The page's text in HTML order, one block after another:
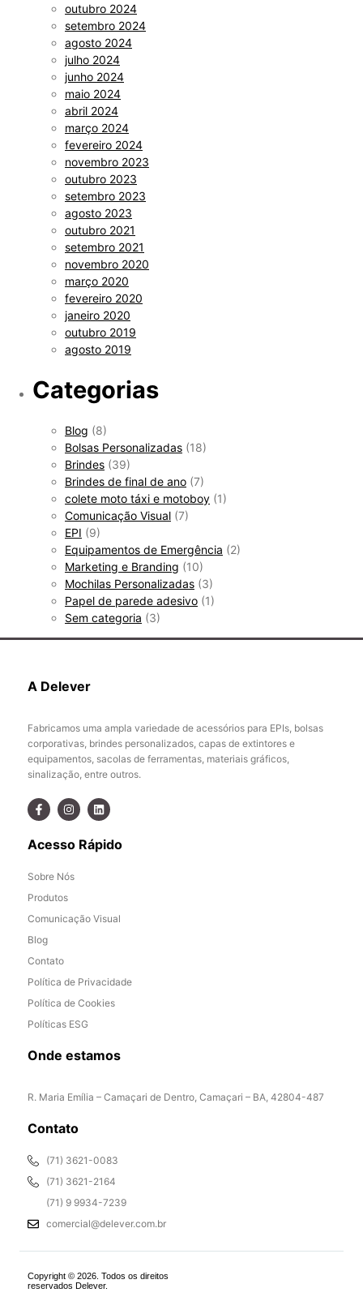
outubro 2024
setembro 2024
agosto 2024
julho 2024
junho 2024
maio 2024
abril 2024
março 2024
fevereiro 2024
novembro 2023
outubro 2023
setembro 2023
agosto 2023
outubro 2021
setembro 2021
novembro 2020
março 2020
fevereiro 2020
janeiro 2020
outubro 2019
agosto 2019
Categorias
Blog (8)
Bolsas Personalizadas (18)
Brindes (39)
Brindes de final de ano (7)
colete moto táxi e motoboy (1)
Comunicação Visual (7)
EPI (9)
Equipamentos de Emergência (2)
Marketing e Branding (10)
Mochilas Personalizadas (3)
Papel de parede adesivo (1)
Sem categoria (3)
A Delever
Fabricamos uma ampla variedade de acessórios para EPIs, bolsas
corporativas, brindes personalizados, capas de extintores e
equipamentos, sacolas de ferramentas, materiais gráficos,
sinalização, entre outros.
Acesso Rápido
Sobre Nós
Produtos
Comunicação Visual
Blog
Contato
Política de Privacidade
Política de Cookies
Políticas ESG
Onde estamos
R. Maria Emília – Camaçari de Dentro, Camaçari – BA, 42804-487
Contato
(71) 3621-0083
(71) 3621-2164
(71) 9 9934-7239
comercial@delever.com.br
Copyright © 2026. Todos os direitos
reservados Delever.